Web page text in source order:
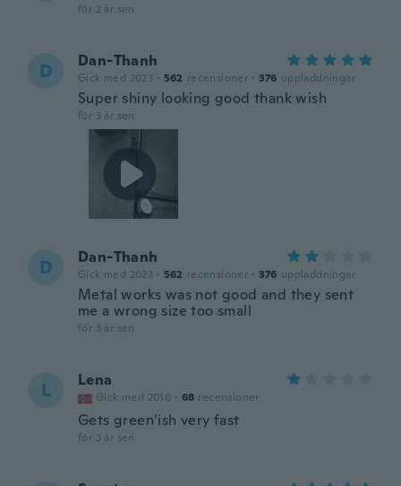
för 2 år sen
D Dan-Thanh
Gick med 2023 · 562 recensioner · 376 uppladdningar
Super shiny looking good thank wish
för 3 år sen
D Dan-Thanh
Gick med 2023 · 562 recensioner · 376 uppladdningar
Metal works was not good and they sent
me a wrong size too small
för 3 år sen
L Lena
Gick med 2016 · 68 recensioner
Gets green’ish very fast
för 3 år sen